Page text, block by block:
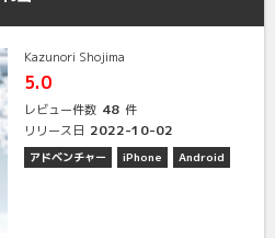
Kazunori Shojima
5.0
レビュー件数 48 件
リリース日 2022-10-02
アドベンチャー iPhone Android